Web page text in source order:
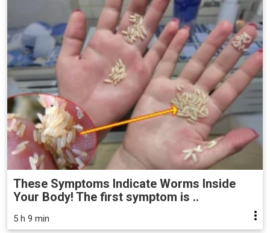
These Symptoms Indicate Worms Inside
Your Body! The first symptom is ..
5 h 9 min